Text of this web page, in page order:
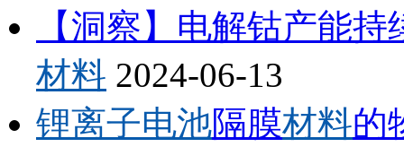
【洞察】电解钴产能
材料 2024-06-13
锂离子电池隔膜材料的